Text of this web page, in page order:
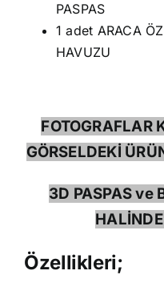
PASPAS
1 adet ARACA
HAVUZU
FOTOGRAFLAR
GÖRSELDEKİ
3D PASPAS ve
Özellikleri;